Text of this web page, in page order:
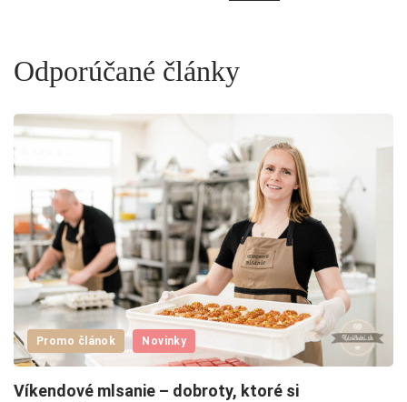
Odporúčané články
Promo článok Novinky
Víkendové mlsanie – dobroty, ktoré si